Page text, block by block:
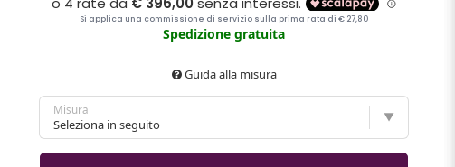
Spedizione gratuita
Guida alla misura
Misura